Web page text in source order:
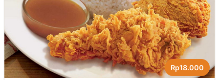
Rp18.000